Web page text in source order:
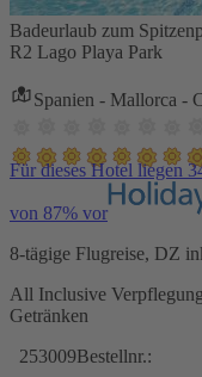
Badeurlaub zum
R2 Lago Playa Park
Spanien - Mallorca -
Für dieses Hotel liegen
von 87% vor
8-tägige Flugreise, DZ
All Inclusive
Getränken
253009Bestellnr.: